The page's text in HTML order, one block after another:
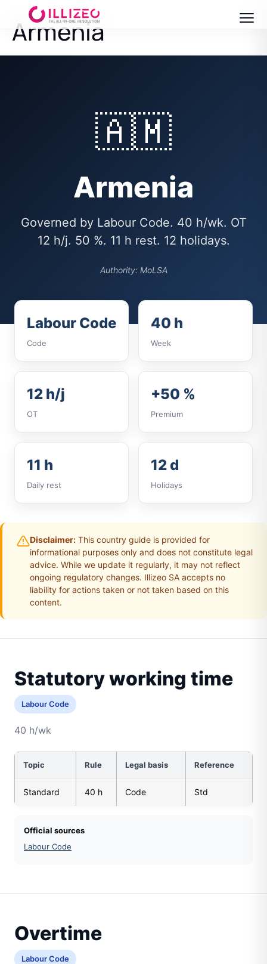
Armenia
🇦🇲
Armenia
Governed by Labour Code. 40 h/wk. OT
12 h/j. 50 %. 11 h rest. 12 holidays.
Authority: MoLSA
Labour Code
Code
40 h
Week
12 h/j
OT
+50 %
Premium
11 h
Daily rest
12 d
Holidays
Disclaimer: This country guide is provided for
informational purposes only and does not constitute legal
advice. While we update it regularly, it may not reflect
ongoing regulatory changes. Illizeo SA accepts no
liability for actions taken or not taken based on this
content.
Statutory working time
Labour Code
40 h/wk
Topic Rule Legal basis Reference
Standard 40 h Code Std
Official sources
Labour Code
Overtime
Labour Code